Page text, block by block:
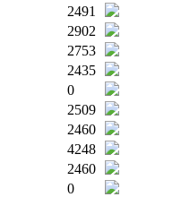
2491
2902
2753
2435
0
2509
2460
4248
2460
0